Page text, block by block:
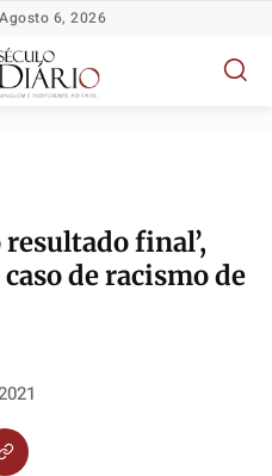
6, 2026
resultado final’,
de racismo de